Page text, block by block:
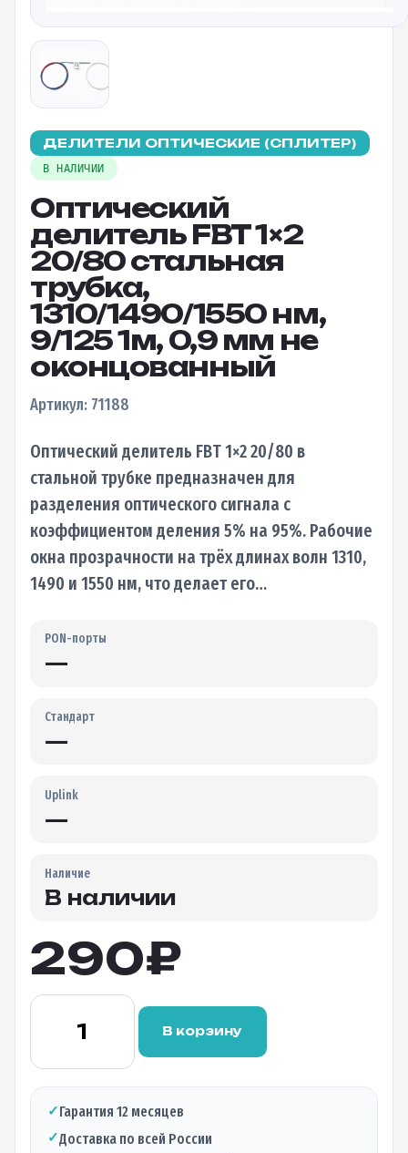
ДЕЛИТЕЛИ ОПТИЧЕСКИЕ (СПЛИТЕР)
В НАЛИЧИИ
Оптический
делитель FBT 1×2
20/80 стальная
трубка,
1310/1490/1550 нм,
9/125 1м, 0,9 мм не
оконцованный
Артикул: 71188
Оптический делитель FBT 1×2 20/80 в
стальной трубке предназначен для
разделения оптического сигнала с
коэффициентом деления 5% на 95%. Рабочие
окна прозрачности на трёх длинах волн 1310,
1490 и 1550 нм, что делает его…
PON-порты
—
Стандарт
—
Uplink
—
Наличие
В наличии
290₽
Количество
Оптический
делитель
FBT
стальная
В корзину
✓Гарантия 12 месяцев
✓Доставка по всей России